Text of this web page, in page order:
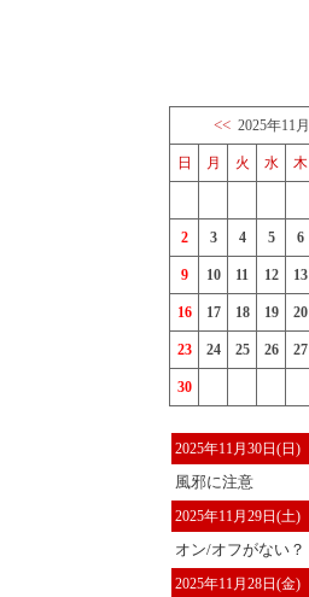
<< 2025年11月
日 月 火 水 木
2 3 4 5 6
9 10 11 12 13
16 17 18 19 20
23 24 25 26 27
30
2025年11月30日(日)
風邪に注意
2025年11月29日(土)
オン/オフがない？
2025年11月28日(金)